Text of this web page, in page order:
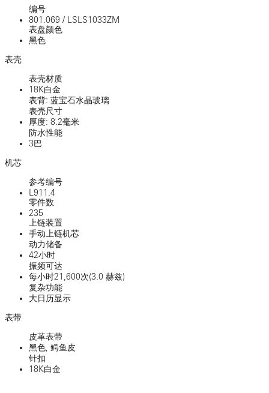
编号
801.069 /
LSLS1033ZM
表盘颜色
黑色
表壳
表壳材质
18K白金
表背: 蓝宝石水晶玻璃
表壳尺寸
厚度: 8.2毫米
防水性能
3巴
机芯
参考编号
L911.4
零件数
235
上链装置
手动上链机芯
动力储备
42小时
振频可达
每小时21,600次(3.0 赫兹)
复杂功能
大日历显示
表带
皮革表带
黑色, 鳄鱼皮
针扣
18K白金